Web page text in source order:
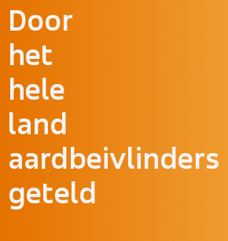
Door
het
hele
land
aardbeivlinders
geteld